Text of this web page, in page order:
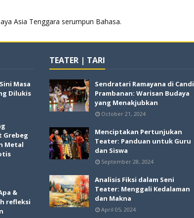
Asia Tenggara serumpun Bahasa.
Masa
Dilukis
Grebeg
Metal
&
refleksi
TEATER | TARI
Sendratari Ramayana di Candi
Prambanan: Warisan Budaya
yang Menakjubkan
October 21, 2024
Menciptakan Pertunjukan
Teater: Panduan untuk Guru
dan Siswa
September 28, 2024
Analisis Fiksi dalam Seni
Teater: Menggali Kedalaman
dan Makna
April 05, 2024